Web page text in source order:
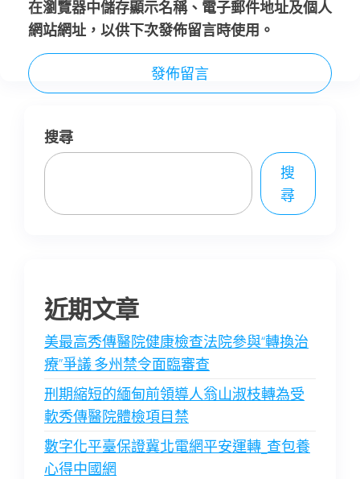
在瀏覽器中儲存顯示名稱、電子郵件地址及個人
網站網址，以供下次發佈留言時使用。
搜尋
搜
尋
近期文章
美最高秀傳醫院健康檢查法院參與“轉換治
療”爭議 多州禁令面臨審查
刑期縮短的緬甸前領導人翁山淑枝轉為受
軟秀傳醫院體檢項目禁
數字化平臺保證冀北電網平安運轉_查包養
心得中國網